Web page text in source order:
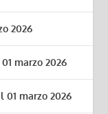
2026
marzo 2026
01 marzo 2026